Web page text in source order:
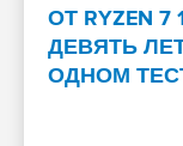
ОТ RYZEN 7
ДЕВЯТЬ
ОДНОМ